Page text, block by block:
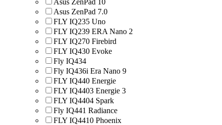
Asus ZenPad 7.0
FLY IQ235 Uno
FLY IQ239 ERA Nano 2
FLY IQ270 Firebird
FLY IQ430 Evoke
Fly IQ434
Fly IQ436i Era Nano 9
FLY IQ440 Energie
FLY IQ4403 Energie 3
FLY IQ4404 Spark
Fly IQ441 Radiance
FLY IQ4410 Phoenix